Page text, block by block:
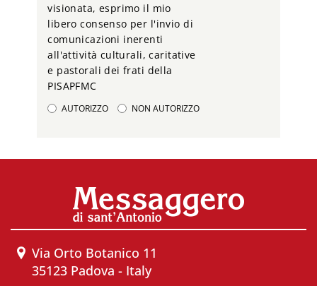
visionata, esprimo il mio
libero consenso per l'invio di
comunicazioni inerenti
all'attività culturali, caritative
e pastorali dei frati della
PISAPFMC
AUTORIZZO NON AUTORIZZO
Via Orto Botanico 11
35123 Padova - Italy